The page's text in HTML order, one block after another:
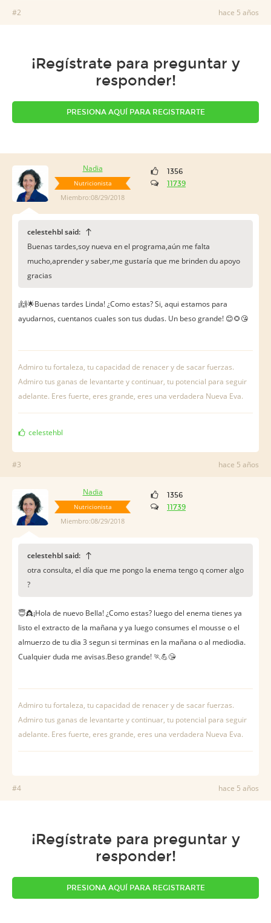
#2 hace 5 años
¡Regístrate para preguntar y
responder!
PRESIONA AQUÍ PARA REGISTRARTE
Nadia
Nutricionista
Miembro:08/29/2018
1356
11739
celestehbl said:
Buenas tardes,soy nueva en el programa,aún me falta
mucho,aprender y saber,me gustaría que me brinden du apoyo
gracias
¡🙌🌟Buenas tardes Linda! ¿Como estas? Si, aqui estamos para
ayudarnos, cuentanos cuales son tus dudas. Un beso grande! 😊🌻😘
Admiro tu fortaleza, tu capacidad de renacer y de sacar fuerzas.
Admiro tus ganas de levantarte y continuar, tu potencial para seguir
adelante. Eres fuerte, eres grande, eres una verdadera Nueva Eva.
celestehbl
#3 hace 5 años
Nadia
Nutricionista
Miembro:08/29/2018
1356
11739
celestehbl said:
otra consulta, el día que me pongo la enema tengo q comer algo
?
😇👸¡Hola de nuevo Bella! ¿Como estas? luego del enema tienes ya
listo el extracto de la mañana y ya luego consumes el mousse o el
almuerzo de tu dia 3 segun si terminas en la mañana o al mediodia.
Cualquier duda me avisas.Beso grande! 🏃💪😘
Admiro tu fortaleza, tu capacidad de renacer y de sacar fuerzas.
Admiro tus ganas de levantarte y continuar, tu potencial para seguir
adelante. Eres fuerte, eres grande, eres una verdadera Nueva Eva.
#4 hace 5 años
¡Regístrate para preguntar y
responder!
PRESIONA AQUÍ PARA REGISTRARTE